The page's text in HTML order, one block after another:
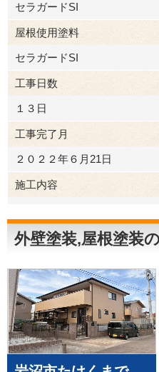
セラガードSI
屋根使用塗料
セラガードSI
工事日数
１３日
工事完了月
２０２２年６月21日
施工内容
外壁塗装,屋根塗装